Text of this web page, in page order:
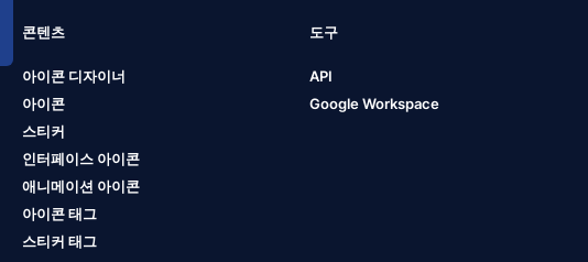
콘텐츠
아이콘 디자이너
아이콘
스티커
인터페이스 아이콘
애니메이션 아이콘
아이콘 태그
스티커 태그
도구
API
Google Workspace